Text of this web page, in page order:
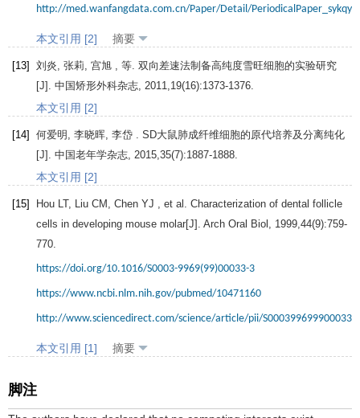
http://med.wanfangdata.com.cn/Paper/Detail/
本文引用 [2] 摘要
[13] 刘炎, 张莉, 宫旭 , 等. 双向差速法制备高纯度雪旺细胞的实验研究
[J]. 中国矫形外科杂志 2011 19(16):1373-1376.
本文引用 [2]
[14] 何爱明, 李晓晖, 李岱 . SD大鼠肺成纤维细胞的原代培养及分离纯化
[J]. 中国老年学杂志 2015 35(7):1887-1888.
本文引用 [2]
[15] Hou LT, Liu CM Chen YJ , et al. Characterization of dental follicle
cells in developing mouse molar[J]. Arch Oral Biol 1999 44(9):759-
770.
https://doi.org/10.1016/S0003-9969(99)00033-3
https://www.ncbi.nlm.nih.gov/pubmed/10471160
http://www.sciencedirect.com/science/article/pii/S0003996999000333
本文引用 [1] 摘要
脚注